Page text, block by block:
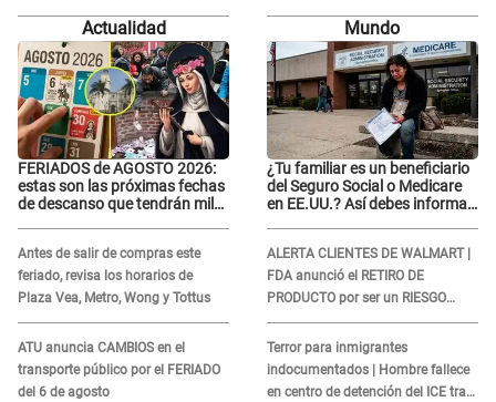
Kevin Díaz desde 8 metros de
Kevin Díaz desde 8 metros de
Actualidad
FERIADOS de AGOSTO 2026:
estas son las próximas fechas
de descanso que tendrán miles
Antes de salir de compras este
feriado, revisa los horarios de
Plaza Vea, Metro, Wong y Tottus
ATU anuncia CAMBIOS en el
transporte público por el FERIADO
del 6 de agosto
Mundo
¿Tu familiar es un beneficiario
del Seguro Social o Medicare
en EE.UU.? Así debes informar
ALERTA CLIENTES DE WALMART |
FDA anunció el RETIRO DE
PRODUCTO por ser un RIESGO
MORTAL para consumidores: ¿Cuál
es?
Terror para inmigrantes
indocumentados | Hombre fallece
en centro de detención del ICE tras